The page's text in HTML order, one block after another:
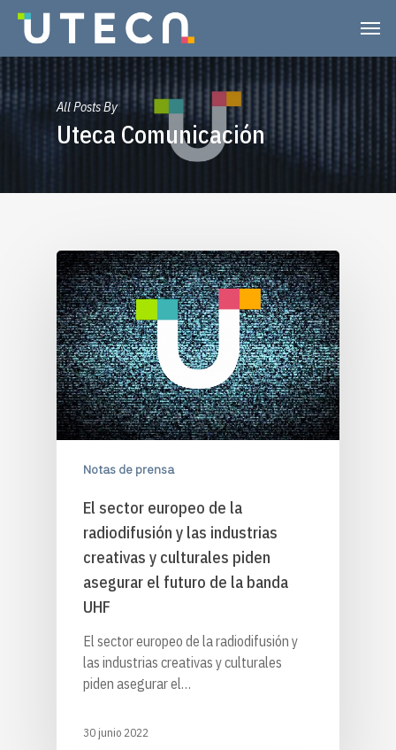
All Posts By
Uteca Comunicación
Notas de prensa
El sector europeo de la
radiodifusión y las industrias
creativas y culturales piden
asegurar el futuro de la banda
UHF
El sector europeo de la radiodifusión y
las industrias creativas y culturales
piden asegurar el…
30 junio 2022